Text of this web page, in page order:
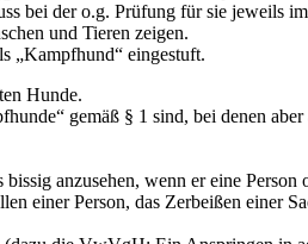
bei der o.g. Prüfung für sie jeweils
und Tieren zeigen.
„Kampfhund“ eingestuft.
Hunde.
gemäß § 1 sind, bei denen
anzusehen, wenn er eine Person
einer Person, das Zerbeißen einer